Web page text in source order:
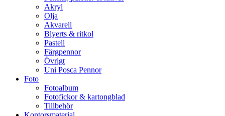
Akryl
Olja
Akvarell
Blyerts & ritkol
Pastell
Färgpennor
Övrigt
Uni Posca Pennor
Foto
Fotoalbum
Fotofickor & kartongblad
Tillbehör